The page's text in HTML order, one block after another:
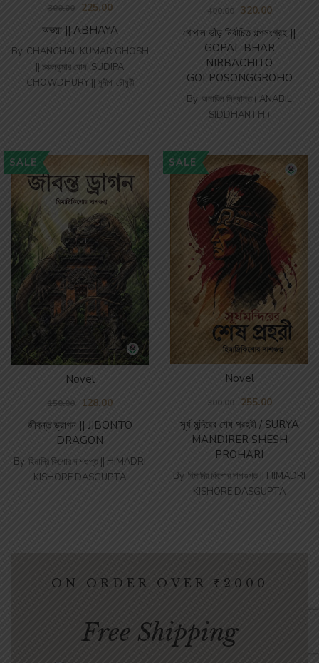
অভয়া || ABHAYA
300.00 225.00
By CHANCHAL KUMAR GHOSH
|| চঞ্চলকুমার ঘোষ, SUDIPA
CHOWDHURY || সুদীপা চৌধুরী
গোপাল ভাঁড় নির্বাচিত গল্পসংগ্রহ ||
GOPAL BHAR
NIRBACHITO
GOLPOSONGGROHO
400.00 320.00
By অনাবিল সিদ্ধান্ত ( ANABIL
SIDDHANTH )
SALE
জীবন্ত ড্রাগন || JIBONTO
DRAGON
Novel
150.00 128.00
By হিমাদ্রি কিশোর দাশগুপ্ত || HIMADRI
KISHORE DASGUPTA
SALE
সূর্য মন্দিরের শেষ প্রহরী / SURYA
MANDIRER SHESH
PROHARI
Novel
300.00 255.00
By হিমাদ্রি কিশোর দাশগুপ্ত || HIMADRI
KISHORE DASGUPTA
ON ORDER OVER ‎₹2000
Free Shipping